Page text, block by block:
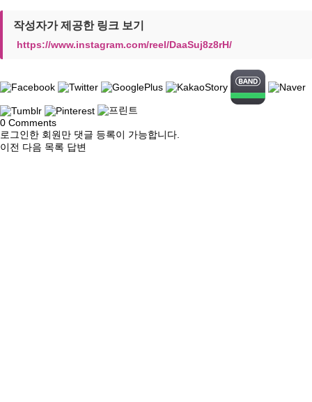
작성자가 제공한 링크 보기
https://www.instagram.com/reel/DaaSuj8z8rH/
0 Comments
로그인한 회원만 댓글 등록이 가능합니다.
이전 다음 목록 답변